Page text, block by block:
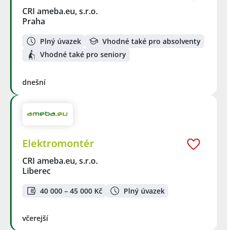
CRI ameba.eu, s.r.o.
Praha
Plný úvazek
Vhodné také pro absolventy
Vhodné také pro seniory
dnešní
Elektromontér
CRI ameba.eu, s.r.o.
Liberec
40 000 – 45 000 Kč Plný úvazek
včerejší